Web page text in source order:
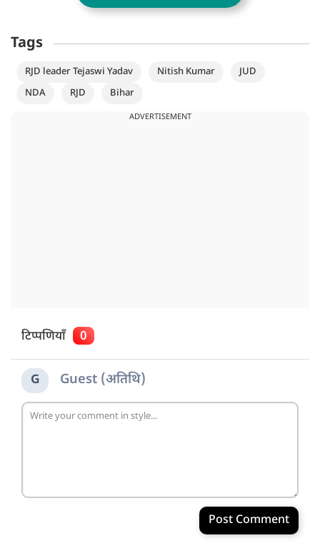
Tags
RJD leader Tejaswi Yadav Nitish Kumar
JUD
NDA
RJD Bihar
ADVERTISEMENT
टिप्पणियाँ 0
G Guest (अतिथि)
Post Comment